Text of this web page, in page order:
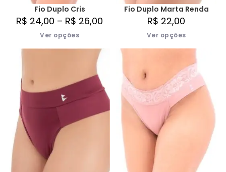
Fio Duplo Cris
R$ 24,00 – R$ 26,00
Ver opções
Fio Duplo Marta Renda
R$ 22,00
Ver opções